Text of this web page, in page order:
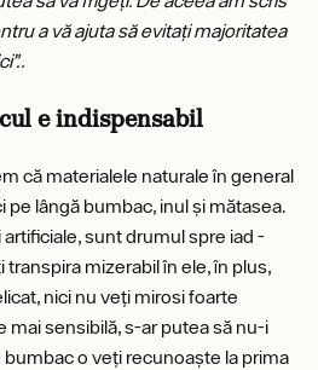
a vă ajuta să evitați majoritatea
e indispensabil
că materialele naturale în general
lângă bumbac, inul și mătasea.
sunt drumul spre iad -
mizerabil în ele, în plus,
nici nu veți mirosi foarte
mai sensibilă, s-ar putea să nu-i
bumbac o veți recunoaște la prima